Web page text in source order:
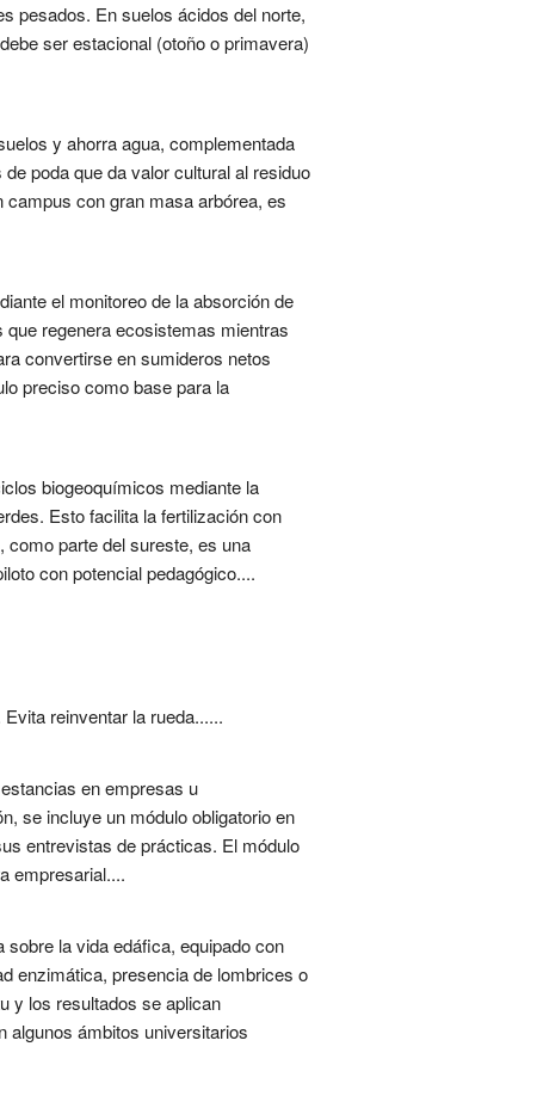
pesados. En suelos ácidos del norte,
ser estacional (otoño o primavera)
y ahorra agua, complementada
poda que da valor cultural al residuo
con gran masa arbórea, es
el monitoreo de la absorción de
regenera ecosistemas mientras
convertirse en sumideros netos
preciso como base para la
biogeoquímicos mediante la
Esto facilita la fertilización con
parte del sureste, es una
con potencial pedagógico....
reinventar la rueda......
en empresas u
se incluye un módulo obligatorio en
entrevistas de prácticas. El módulo
empresarial....
la vida edáfica, equipado con
enzimática, presencia de lombrices o
y los resultados se aplican
algunos ámbitos universitarios